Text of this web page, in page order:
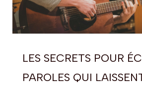
LES SECRETS POUR
PAROLES QUI